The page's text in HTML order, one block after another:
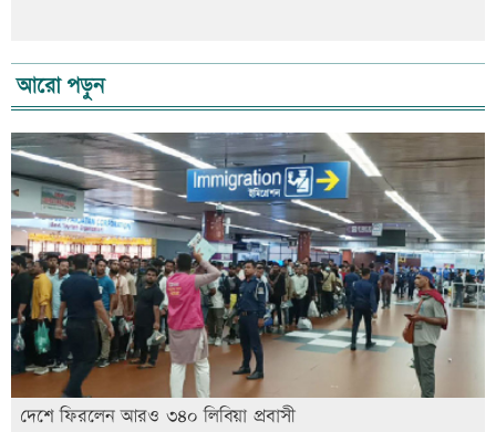
আরো পড়ুন
দেশে ফিরলেন আরও ৩৪০ লিবিয়া প্রবাসী